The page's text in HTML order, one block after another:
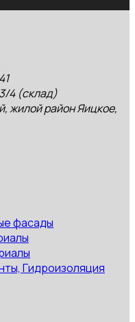
4 (склад)
жилой район Яицкое,
фасады
Гидроизоляция